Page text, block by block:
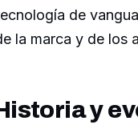
de
la marca y de los
y